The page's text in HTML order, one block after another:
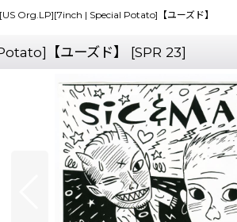
Org.LP][7inch | Special Potato]【ユーズド】
【ユーズド】 [SPR 23]